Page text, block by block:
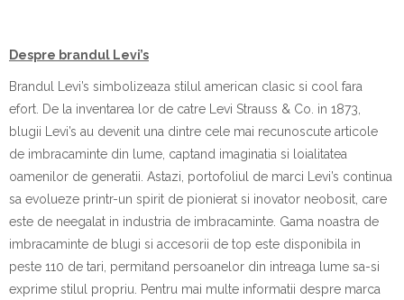
Despre brandul Levi’s
Brandul Levi’s simbolizeaza stilul american clasic si cool fara
efort. De la inventarea lor de catre Levi Strauss & Co. in 1873,
blugii Levi’s au devenit una dintre cele mai recunoscute articole
de imbracaminte din lume, captand imaginatia si loialitatea
oamenilor de generatii. Astazi, portofoliul de marci Levi’s continua
sa evolueze printr-un spirit de pionierat si inovator neobosit, care
este de neegalat in industria de imbracaminte. Gama noastra de
imbracaminte de blugi si accesorii de top este disponibila in
peste 110 de tari, permitand persoanelor din intreaga lume sa-si
exprime stilul propriu. Pentru mai multe informatii despre marca